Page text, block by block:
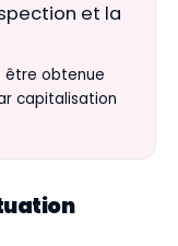
et la
être obtenue
capitalisation